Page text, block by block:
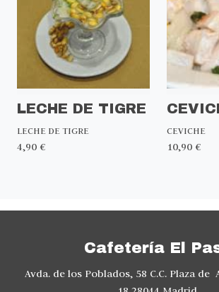
LECHE DE TIGRE
LECHE DE TIGRE
4,90 €
CEVICHE
10,90 €
Cafetería El
Avda. de los Poblados, 58 C.C. Plaza de